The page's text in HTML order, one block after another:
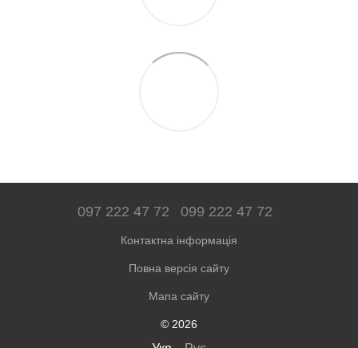
097 222 47 72 099 222 47 72
Контактна інформація
Повна версія сайту
Мапа сайту
© 2026